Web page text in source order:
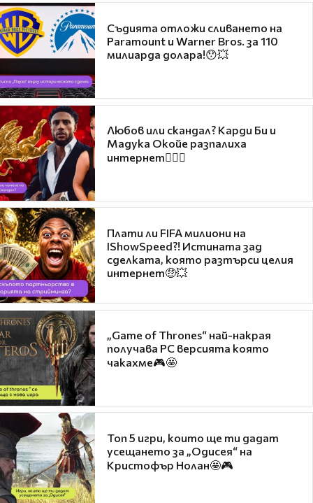
Съдията отложи сливането на
Paramount и Warner Bros. за 110
милиарда долара!😯💥
Любов или скандал? Карди Би и
Мадука Окойе разпалиха
интернет❤️‍🔥🔥
Плати ли FIFA милиони на
IShowSpeed?! Истината зад
сделката, която разтърси целия
интернет🤑💥
„Game of Thrones“ най-накрая
получава PC версията която
чакахме🎮🤩
Топ 5 игри, които ще ти дадат
усещането за „Одисея“ на
Кристофър Нолан🤩🎮